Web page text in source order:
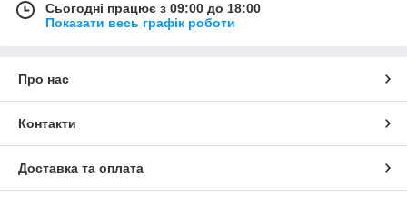
Сьогодні працює з 09:00 до 18:00
Показати весь графік роботи
Про нас
Контакти
Доставка та оплата